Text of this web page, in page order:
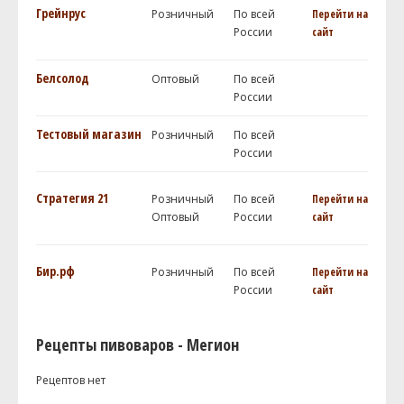
Грейнрус Розничный
По всей
России
Перейти на
сайт
Белсолод Оптовый
По всей
России
Тестовый магазин Розничный
По всей
России
Стратегия 21
Розничный
Оптовый
По всей
России
Перейти на
сайт
Бир.рф Розничный
По всей
России
Перейти на
сайт
Рецепты пивоваров - Мегион
Рецептов нет